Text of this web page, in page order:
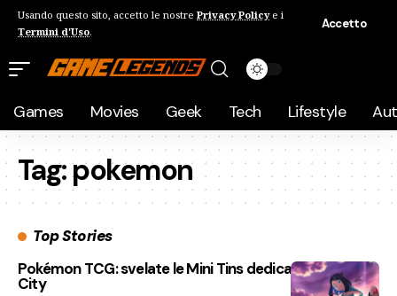
Usando questo sito, accetto le nostre Privacy Policye i
Termini d'Uso.
Accetto
Games Movies Geek Tech Lifestyle
Tag:pokemon
Top Stories
Pokémon TCG: svelate le Mini Tins dedicate a Lumiose
City